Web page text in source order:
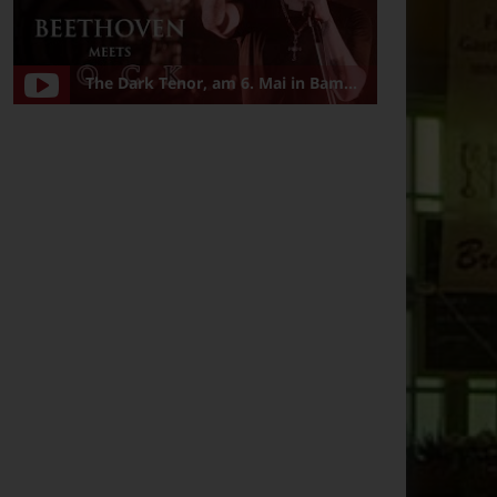
The Dark Tenor, am 6. Mai in Bamberg